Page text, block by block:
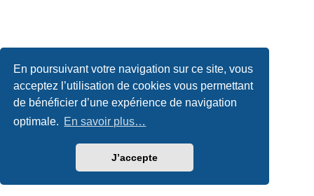
En poursuivant votre navigation sur ce site, vous
acceptez l’utilisation de cookies vous permettant
de bénéficier d’une expérience de navigation
optimale. En savoir plus…
J’accepte